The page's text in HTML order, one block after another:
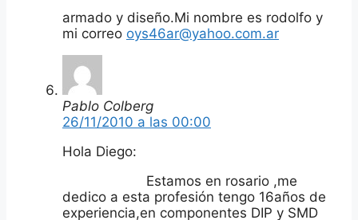
armado y diseño.Mi nombre es rodolfo y
mi correo oys46ar@yahoo.com.ar
Pablo Colberg
26/11/2010 a las 00:00
Hola Diego:
Estamos en rosario ,me
dedico a esta profesión tengo 16años de
experiencia,en componentes DIP y SMD